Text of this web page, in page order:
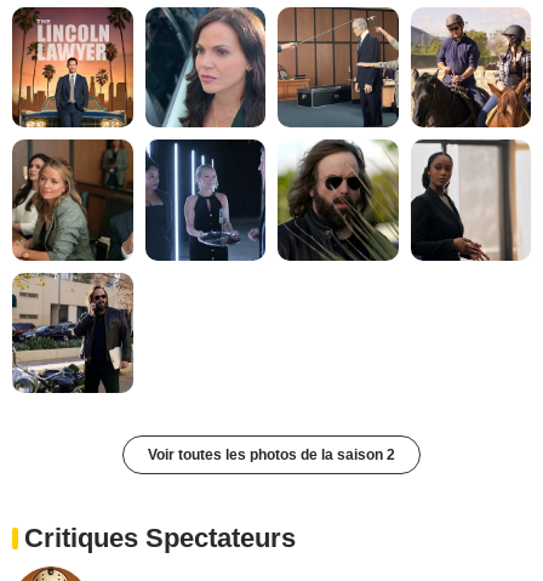
Voir toutes les photos de la saison 2
Critiques Spectateurs